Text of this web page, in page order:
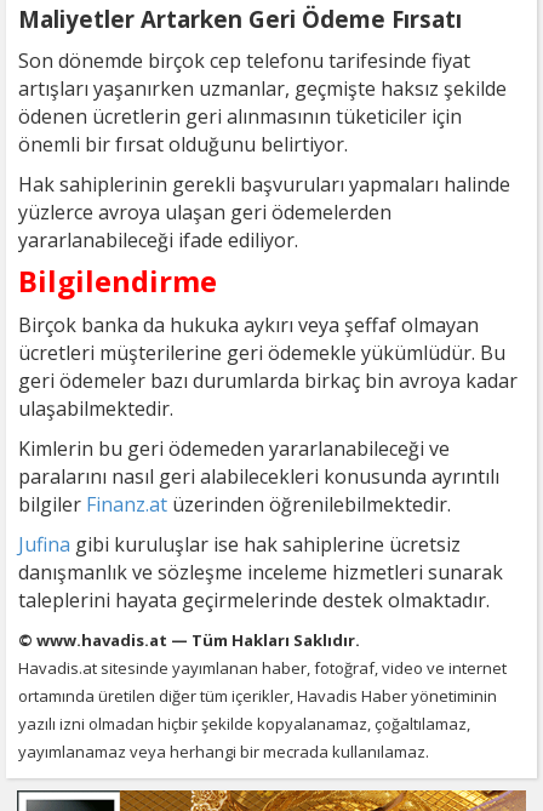
Maliyetler Artarken Geri Ödeme Fırsatı
Son dönemde birçok cep telefonu tarifesinde fiyat
artışları yaşanırken uzmanlar, geçmişte haksız şekilde
ödenen ücretlerin geri alınmasının tüketiciler için
önemli bir fırsat olduğunu belirtiyor.
Hak sahiplerinin gerekli başvuruları yapmaları halinde
yüzlerce avroya ulaşan geri ödemelerden
yararlanabileceği ifade ediliyor.
Bilgilendirme
Birçok banka da hukuka aykırı veya şeffaf olmayan
ücretleri müşterilerine geri ödemekle yükümlüdür. Bu
geri ödemeler bazı durumlarda birkaç bin avroya kadar
ulaşabilmektedir.
Kimlerin bu geri ödemeden yararlanabileceği ve
paralarını nasıl geri alabilecekleri konusunda ayrıntılı
bilgiler Finanz.at üzerinden öğrenilebilmektedir.
Jufina gibi kuruluşlar ise hak sahiplerine ücretsiz
danışmanlık ve sözleşme inceleme hizmetleri sunarak
taleplerini hayata geçirmelerinde destek olmaktadır.
© www.havadis.at — Tüm Hakları Saklıdır.
Havadis.at sitesinde yayımlanan haber, fotoğraf, video ve internet
ortamında üretilen diğer tüm içerikler, Havadis Haber yönetiminin
yazılı izni olmadan hiçbir şekilde kopyalanamaz, çoğaltılamaz,
yayımlanamaz veya herhangi bir mecrada kullanılamaz.